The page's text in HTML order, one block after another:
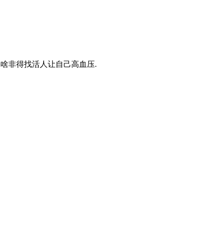
非得找活人让自己高血压.